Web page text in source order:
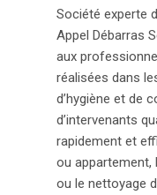
Société experte
Appel Débarras
aux
réalisées dans
d’hygiène et de
d’intervenants
rapidement et
ou appartement,
ou le nettoyage